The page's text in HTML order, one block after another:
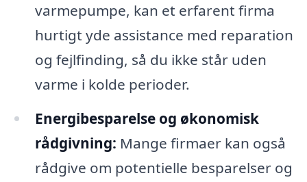
varmepumpe, kan et erfarent firma
hurtigt yde assistance med reparation
og fejlfinding, så du ikke står uden
varme i kolde perioder.
Energibesparelse og økonomisk
rådgivning: Mange firmaer kan også
rådgive om potentielle besparelser og